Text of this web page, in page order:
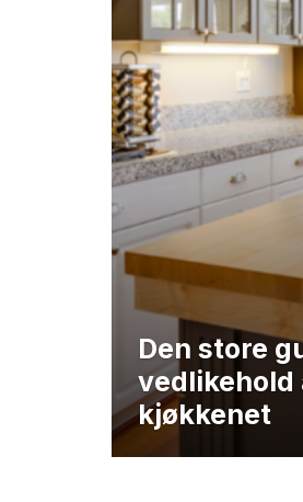
Den store
vedlikehold
kjøkkenet